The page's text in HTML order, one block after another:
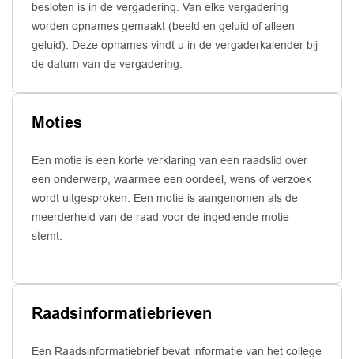
besloten is in de vergadering. Van elke vergadering
worden opnames gemaakt (beeld en geluid of alleen
geluid). Deze opnames vindt u in de vergaderkalender bij
de datum van de vergadering.
Moties
Een motie is een korte verklaring van een raadslid over
een onderwerp, waarmee een oordeel, wens of verzoek
wordt uitgesproken. Een motie is aangenomen als de
meerderheid van de raad voor de ingediende motie
stemt.
Raadsinformatiebrieven
Een Raadsinformatiebrief bevat informatie van het college